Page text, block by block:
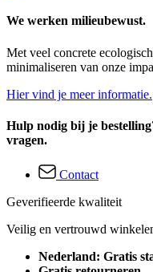
We werken milieubewust.
Met veel concrete
minimaliseren van onze
Hier vind je meer informatie.
Hulp nodig bij je
vragen.
Contact
Geverifieerde kwaliteit
Veilig en vertrouwd
Nederland: Gratis